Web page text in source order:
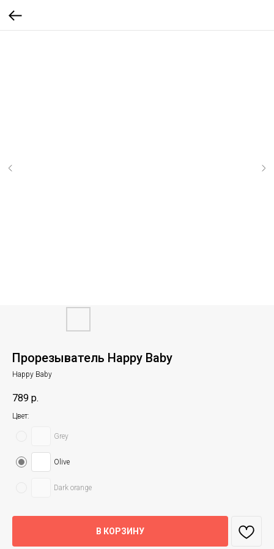
Прорезыватель Happy Baby
Happy Baby
789 р.
Цвет:
Grey
Olive
Dark orange
В КОРЗИНУ